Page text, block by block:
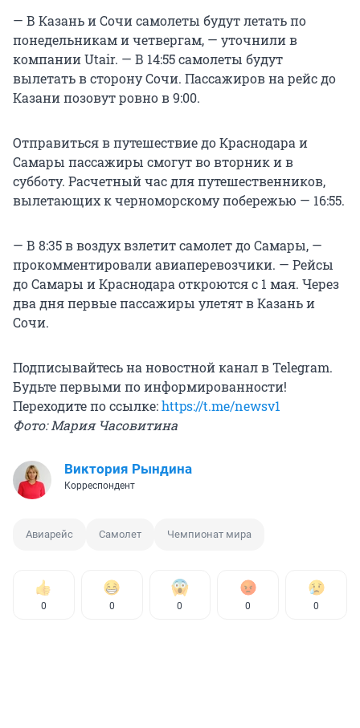
— В Казань и Сочи самолеты будут летать по
понедельникам и четвергам, — уточнили в
компании Utair. — В 14:55 самолеты будут
вылетать в сторону Сочи. Пассажиров на рейс до
Казани позовут ровно в 9:00.
Отправиться в путешествие до Краснодара и
Самары пассажиры смогут во вторник и в
субботу. Расчетный час для путешественников,
вылетающих к черноморскому побережью — 16:55.
— В 8:35 в воздух взлетит самолет до Самары, —
прокомментировали авиаперевозчики. — Рейсы
до Самары и Краснодара откроются с 1 мая. Через
два дня первые пассажиры улетят в Казань и
Сочи.
Подписывайтесь на новостной канал в Telegram.
Будьте первыми по информированности!
Переходите по ссылке:https://t.me/newsv1
Фото: Мария Часовитина
Виктория Рындина
Корреспондент
Авиарейс Самолет Чемпионат мира
0 0 0 0 0